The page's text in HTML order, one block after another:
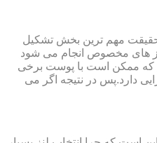
مهم ترین بخش تشکیل
های مخصوص انجام می شود
که ممکن است با پوست برخی
دارد.پس در نتیجه اگر می